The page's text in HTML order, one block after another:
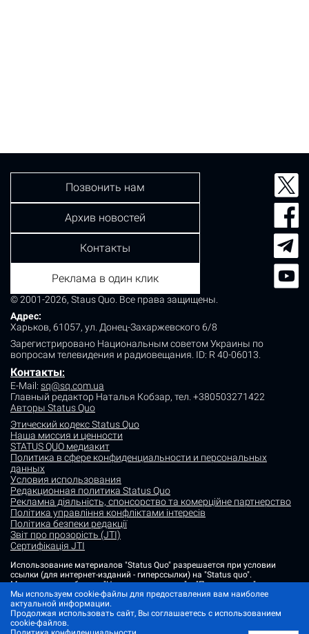
© 2001-2026, Staus Quo. Все права защищены.
Адрес:
Харьков, 61057, ул. Донец-Захаржевского 6/8
Зарегистрировано Национальным советом Украины по
вопросам телевидения и радиовещания. ID: R 40-06013.
Контакты:
E-Mail: sq@sq.com.ua
Главный редактор Наталья Кобзар, тел. +380503271422
Авторы Status Quo
Этический кодекс Status Quo
Наша миссия и ценности
STATUS QUO медиакит
Политика в сфере конфиденциальности и персональных
данных
Условия использования
Редакционная политика Status Quo
Рекламна діяльність, спонсорство та комерційне партнерство
Політика управління конфліктами інтересів
Політика безпеки редакції
Звіт про прозорість (JTI)
Сертифікація JTI
Позвонить нам
Архив новостей
Контакты
Реклама в один клик
Использование материалов "Status Quo" разрешается при условии
ссылки (для интернет-изданий - гиперссылки) на "Status quo".
Материалы в рубриках "Новости партнеров" и "Пресс-релизы"
размещаются на правах рекламы или в рамках некоммерческого
партнерства.
Изображения, содержащие метку "Status Quo" или не содержащие
информации об источнике фото, являются иллюстративными либо
Мы используем cookie-файлы для предоставления вам наиболее
актуальной информации.
Продолжая использовать сайт, Вы соглашаетесь с использованием
cookie-файлов.